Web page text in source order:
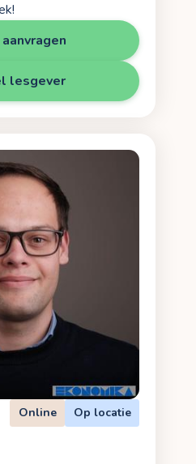
lesgever
Online Op locatie